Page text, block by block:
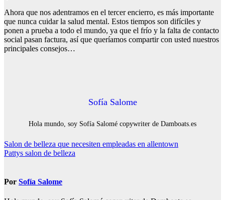
Ahora que nos adentramos en el tercer encierro, es más importante
que nunca cuidar la salud mental. Estos tiempos son difíciles y
ponen a prueba a todo el mundo, ya que el frío y la falta de contacto
social pasan factura, así que queríamos compartir con usted nuestros
principales consejos…
Sofía Salome
Hola mundo, soy Sofía Salomé copywriter de Damboats.es
Navegación
de
Salon de belleza que necesiten empleadas en allentown
Pattys salon de belleza
Por Sofía Salome